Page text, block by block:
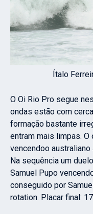
Ítalo
O Oi Rio Pro segue
ondas estão com
formação bastante
entram mais limpas.
vencendoo
Na sequência um
Samuel Pupo
conseguido por
rotation. Placar final: